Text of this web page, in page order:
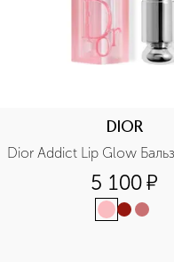
DIOR
Dior Addict Lip Glow
5 100¤